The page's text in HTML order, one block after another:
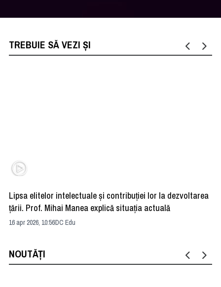
TREBUIE SĂ VEZI ȘI
Lipsa elitelor intelectuale și contribuției lor la dezvoltarea
țării. Prof. Mihai Manea explică situația actuală
16 apr 2026, 10:56DC Edu
NOUTĂȚI